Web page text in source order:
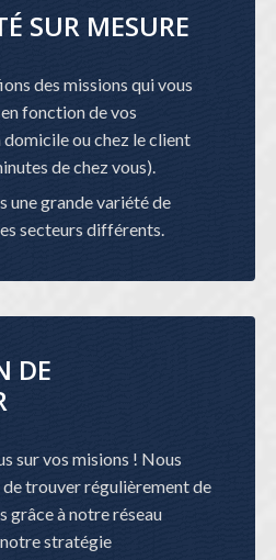
SUR MESURE
des missions qui vous
fonction de vos
ou chez le client
de chez vous).
une grande variété de
secteurs différents.
DE
sur vos misions ! Nous
de trouver régulièrement de
grâce à notre réseau
stratégie